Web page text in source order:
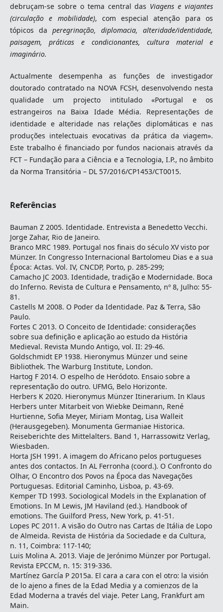
debruçam-se sobre o tema central das Viagens e viajantes
(circulação e mobilidade), com especial atenção para os
tópicos da peregrinação, diplomacia, alteridade/identidade,
paisagem, práticas e condicionantes, cultura material e
imaginário.
Actualmente desempenha as funções de investigador
doutorado contratado na NOVA FCSH, desenvolvendo nesta
qualidade um projecto intitulado «Portugal e os
estrangeiros na Baixa Idade Média. Representações de
identidade e alteridade nas relações diplomáticas e nas
produções intelectuais evocativas da prática da viagem».
Este trabalho é financiado por fundos nacionais através da
FCT – Fundação para a Ciência e a Tecnologia, I.P., no âmbito
da Norma Transitória – DL 57/2016/CP1453/CT0015.
Referências
Bauman Z 2005. Identidade. Entrevista a Benedetto Vecchi.
Jorge Zahar, Rio de Janeiro.
Branco MRC 1989. Portugal nos finais do século XV visto por
Münzer. In Congresso Internacional Bartolomeu Dias e a sua
Época: Actas. Vol. IV, CNCDP, Porto, p. 285-299;
Camacho JC 2003. Identidade, tradição e Modernidade. Boca
do Inferno. Revista de Cultura e Pensamento, nº 8, Julho: 55-
81.
Castells M 2008. O Poder da Identidade. Paz & Terra, São
Paulo.
Fortes C 2013. O Conceito de Identidade: considerações
sobre sua definição e aplicação ao estudo da História
Medieval. Revista Mundo Antigo, vol. II: 29-46.
Goldschmidt EP 1938. Hieronymus Münzer und seine
Bibliothek. The Warburg Institute, London.
Hartog F 2014. O espelho de Heródoto. Ensaio sobre a
representação do outro. UFMG, Belo Horizonte.
Herbers K 2020. Hieronymus Münzer Itinerarium. In Klaus
Herbers unter Mitarbeit von Wiebke Deimann, René
Hurtienne, Sofia Meyer, Miriam Montag, Lisa Walleit
(Herausgegeben). Monumenta Germaniae Historica.
Reiseberichte des Mittelalters. Band 1, Harrassowitz Verlag,
Wiesbaden.
Horta JSH 1991. A imagem do Africano pelos portugueses
antes dos contactos. In AL Ferronha (coord.). O Confronto do
Olhar, O Encontro dos Povos na Época das Navegações
Portuguesas. Editorial Caminho, Lisboa, p. 43-69.
Kemper TD 1993. Sociological Models in the Explanation of
Emotions. In M Lewis, JM Haviland (ed.). Handbook of
emotions. The Guilford Press, New York, p. 41-51.
Lopes PC 2011. A visão do Outro nas Cartas de Itália de Lopo
de Almeida. Revista de História da Sociedade e da Cultura,
n. 11, Coimbra: 117-140;
Luis Molina A. 2013. Viaje de Jerónimo Münzer por Portugal.
Revista EPCCM, n. 15: 319-336.
Martínez García P 2015a. El cara a cara con el otro: la visión
de lo ajeno a fines de la Edad Media y a comienzos de la
Edad Moderna a través del viaje. Peter Lang, Frankfurt am
Main.